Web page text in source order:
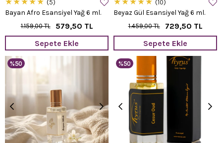
Bayan Afro Esansiyel Yağ 6 ml.
5
579,50 TL
1.159,00 TL
Sepete Ekle
Beyaz Gül Esansiyel Yağ 6 ml.
10
729,50 TL
1.459,00 TL
Sepete Ekle
%50 %50